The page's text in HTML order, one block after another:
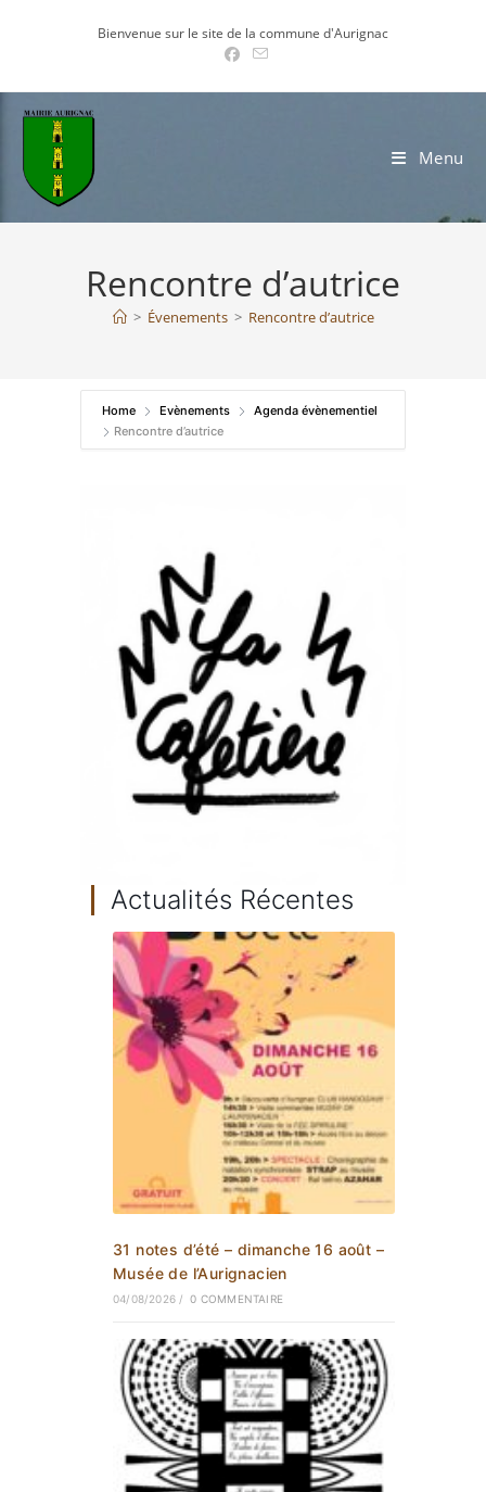
Bienvenue sur le site de la commune d'Aurignac
Menu
Rencontre d’autrice
> Évenements > Rencontre d’autrice
Home Evènements
Agenda évènementiel
Rencontre d’autrice
Actualités Récentes
31 notes d’été – dimanche 16 août –
Musée de l’Aurignacien
04/08/2026 / 0 COMMENTAIRE